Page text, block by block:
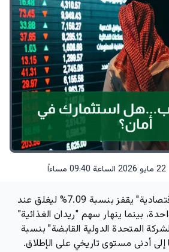
22 مايو 2026 الساعة 09:40 مساءاً
سهم "إعمار المدينة الاقتصادية" يقفز بنسبة 7.09% ليغلق عند
واحدة، بينما ينهار سهم "ريدان الغذائية"
"الشركة المتحدة الدولية القابضة" بنسبة